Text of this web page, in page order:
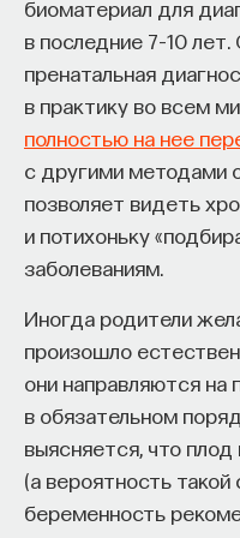
биоматериал для
в последние 7–10
пренатальная
в практику во всем
полностью на нее
с другими методами
позволяет видеть
и потихоньку
заболеваниям.
Иногда родители
произошло
они направляются на
в обязательном
выясняется, что
(а вероятность такой
беременность